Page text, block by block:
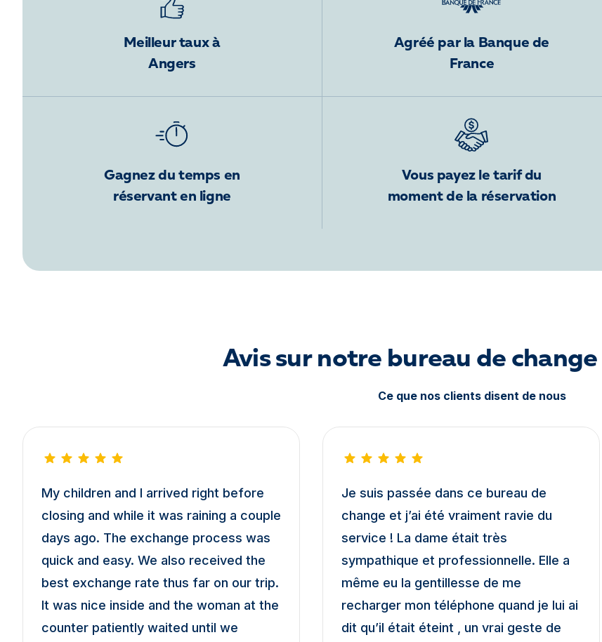
Meilleur taux à
Angers
Agréé par la Banque de
France
Gagnez du temps en
réservant en ligne
Vous payez le tarif du
moment de la réservation
Avis sur notre bureau de
Ce que nos clients disent de nous
My children and I arrived right before
closing and while it was raining a couple
days ago. The exchange process was
quick and easy. We also received the
best exchange rate thus far on our trip.
It was nice inside and the woman at the
counter patiently waited until we
Je suis passée dans ce bureau de
change et j’ai été vraiment ravie du
service ! La dame était très
sympathique et professionnelle. Elle a
même eu la gentillesse de me
recharger mon téléphone quand je lui ai
dit qu’il était éteint , un vrai geste de